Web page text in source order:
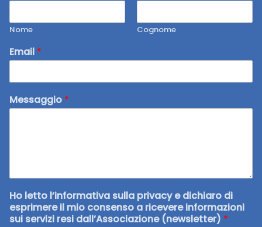
Nome Cognome
Email *
Messaggio *
Ho letto l’informativa sulla privacy e dichiaro di
esprimere il mio consenso a ricevere informazioni
sui servizi resi dall’Associazione (newsletter) *